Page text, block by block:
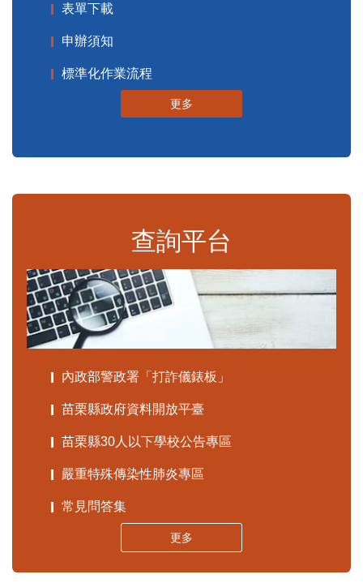
表單下載
申辦須知
標準化作業流程
更多
查詢平台
內政部警政署「打詐儀錶板」
苗栗縣政府資料開放平臺
苗栗縣30人以下學校公告專區
嚴重特殊傳染性肺炎專區
常見問答集
更多